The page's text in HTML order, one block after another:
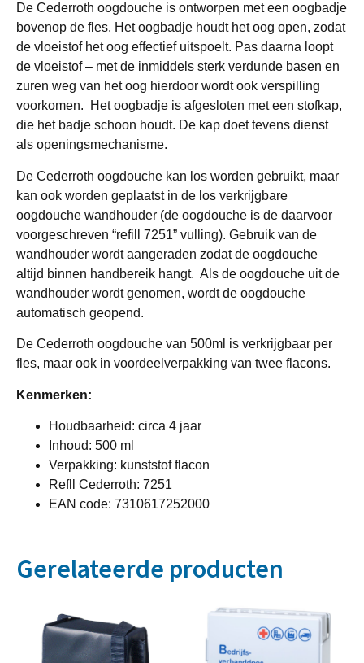
De Cederroth oogdouche is ontworpen met een oogbadje
bovenop de fles. Het oogbadje houdt het oog open, zodat
de vloeistof het oog effectief uitspoelt. Pas daarna loopt
de vloeistof – met de inmiddels sterk verdunde basen en
zuren weg van het oog hierdoor wordt ook verspilling
voorkomen. Het oogbadje is afgesloten met een stofkap,
die het badje schoon houdt. De kap doet tevens dienst
als openingsmechanisme.
De Cederroth oogdouche kan los worden gebruikt, maar
kan ook worden geplaatst in de los verkrijgbare
oogdouche wandhouder (de oogdouche is de daarvoor
voorgeschreven “refill 7251” vulling). Gebruik van de
wandhouder wordt aangeraden zodat de oogdouche
altijd binnen handbereik hangt. Als de oogdouche uit de
wandhouder wordt genomen, wordt de oogdouche
automatisch geopend.
De Cederroth oogdouche van 500ml is verkrijgbaar per
fles, maar ook in voordeelverpakking van twee flacons.
Kenmerken:
Houdbaarheid: circa 4 jaar
Inhoud: 500 ml
Verpakking: kunststof flacon
Refll Cederroth: 7251
EAN code: 7310617252000
Gerelateerde producten